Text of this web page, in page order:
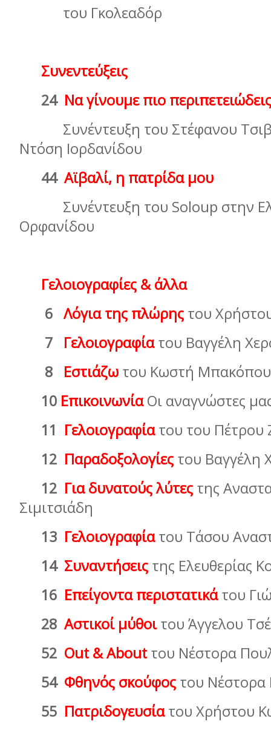
τoυ Γκολεαδόρ
Συνεντεύξεις
24 Να γίνουµε πιο
Συνέντευξη του Στέφανου
Ντόση Ιορδανίδου
44 Αϊβαλί, η πατρίδα µου
Συνέντευξη του Soloup στην
Ορφανίδου
Γελοιογραφίες & άλλα
6 Λόγια της πλώρης του
7 Γελοιογραφία του Βαγγέλη
8 Εστιάζω του Κωστή
10 Επικοινωνία Οι αναγνώστες
11 Γελοιογραφίατου του
12 Παραδοξολογίες του Βαγγέλη
12 Για δυνατούς λύτες της
Σιµιτσιάδη
13 Γελοιογραφία του Τάσου
14 Συναντήσεις της Ελευθερίας
16 Επείγοντα περιστατικάτου
28 Αστικοί µύθοι του Άγγελου
52 Out & About του Νέστορα
54 Φθηνός σκούφος του
55 Πατριδογευσία του Χρήστου